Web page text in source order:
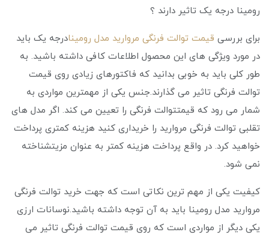
رومینا درجه یک تاثیر دارند ؟
برای بررسی قیمت توالت فرنگی مروارید مدل رومینادرجه یک باید
در مورد ویژگی های این محصول اطلاعات کافی داشته باشید. به
طور کلی باید به خوبی بدانید که فاکتورهای زیادی روی قیمت
توالت فرنگی تاثیر می گذارند.جنس یکی از مهمترین مواردی به
شمار می ‌رود که قیمتتوالت فرنگی را تعیین می‌ کند. اگر مدل های
تقلبی توالت فرنگی مروارید را خریداری کنید هزینه کمتری پرداخت
خواهید کرد. در واقع پرداخت هزینه کمتر به عنوان مزیتشناخته
نمی شود.
کیفیت یکی از مهم ترین نکاتی است که جهت خرید توالت فرنگی
مروارید مدل رومینا باید به آن توجه داشته باشید.نوسانات ارزی
یکی دیگر از مواردی است که روی قیمت توالت فرنگی تاثیر می